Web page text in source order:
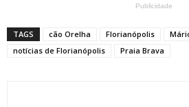
Publicidade
TAGS cão Orelha Florianópolis
notícias de Florianópolis
Praia Brava